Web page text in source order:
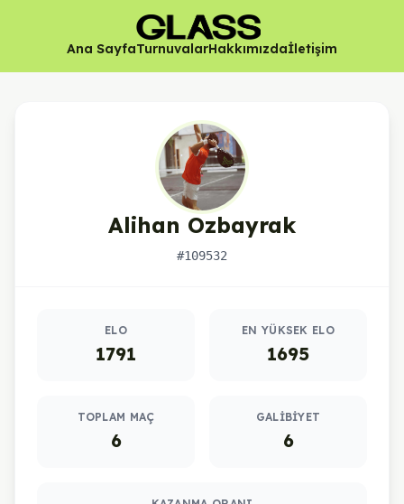
Ana SayfaTurnuvalarHakkımızdaİletişim
Alihan Ozbayrak
#109532
ELO
1791
EN YÜKSEK ELO
1695
TOPLAM MAÇ
6
GALIBIYET
6